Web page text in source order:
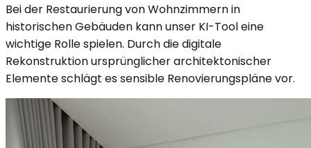
Bei der Restaurierung von Wohnzimmern in
historischen Gebäuden kann unser KI-Tool eine
wichtige Rolle spielen. Durch die digitale
Rekonstruktion ursprünglicher architektonischer
Elemente schlägt es sensible Renovierungspläne vor.